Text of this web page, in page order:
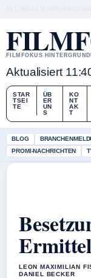
FILMFOKUS
Aktualisiert
STAR
TSEI
TE
ÜB
ER
UN
S
KO
NT
AK
T
BLOG
PROMI-NACHRICHTEN
LEON MAXIMILIAN
DANIEL BECKER